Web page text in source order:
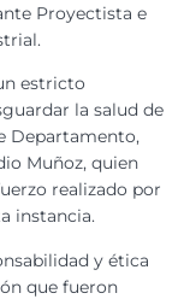
Proyectista e
estricto
la salud de
Departamento,
Muñoz, quien
realizado por
instancia.
y ética
que fueron